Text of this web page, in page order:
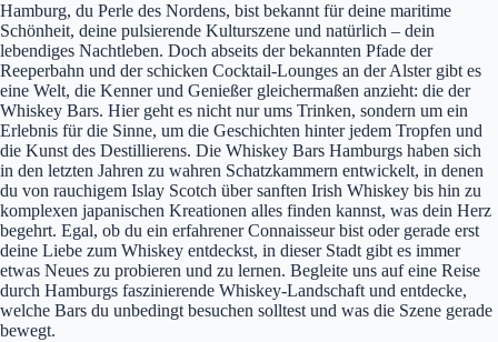
Hamburg, du Perle des Nordens, bist bekannt für deine maritime
Schönheit, deine pulsierende Kulturszene und natürlich – dein
lebendiges Nachtleben. Doch abseits der bekannten Pfade der
Reeperbahn und der schicken Cocktail-Lounges an der Alster gibt es
eine Welt, die Kenner und Genießer gleichermaßen anzieht: die der
Whiskey Bars. Hier geht es nicht nur ums Trinken, sondern um ein
Erlebnis für die Sinne, um die Geschichten hinter jedem Tropfen und
die Kunst des Destillierens. Die Whiskey Bars Hamburgs haben sich
in den letzten Jahren zu wahren Schatzkammern entwickelt, in denen
du von rauchigem Islay Scotch über sanften Irish Whiskey bis hin zu
komplexen japanischen Kreationen alles finden kannst, was dein Herz
begehrt. Egal, ob du ein erfahrener Connaisseur bist oder gerade erst
deine Liebe zum Whiskey entdeckst, in dieser Stadt gibt es immer
etwas Neues zu probieren und zu lernen. Begleite uns auf eine Reise
durch Hamburgs faszinierende Whiskey-Landschaft und entdecke,
welche Bars du unbedingt besuchen solltest und was die Szene gerade
bewegt.